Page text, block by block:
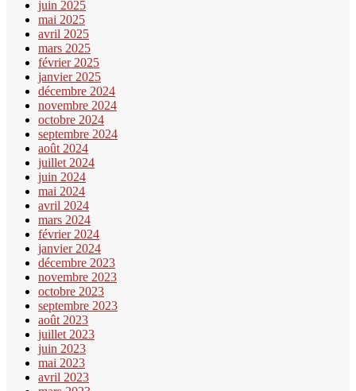
juin 2025
mai 2025
avril 2025
mars 2025
février 2025
janvier 2025
décembre 2024
novembre 2024
octobre 2024
septembre 2024
août 2024
juillet 2024
juin 2024
mai 2024
avril 2024
mars 2024
février 2024
janvier 2024
décembre 2023
novembre 2023
octobre 2023
septembre 2023
août 2023
juillet 2023
juin 2023
mai 2023
avril 2023